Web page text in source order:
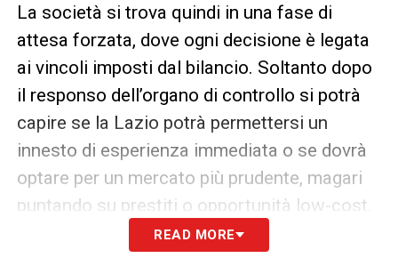
La società si trova quindi in una fase di
attesa forzata, dove ogni decisione è legata
ai vincoli imposti dal bilancio. Soltanto dopo
il responso dell’organo di controllo si potrà
capire se la Lazio potrà permettersi un
innesto di esperienza immediata o se dovrà
optare per un mercato più prudente, magari
puntando su prestiti o opportunità low-cost.
Calciomercato Lazio
READ MORE